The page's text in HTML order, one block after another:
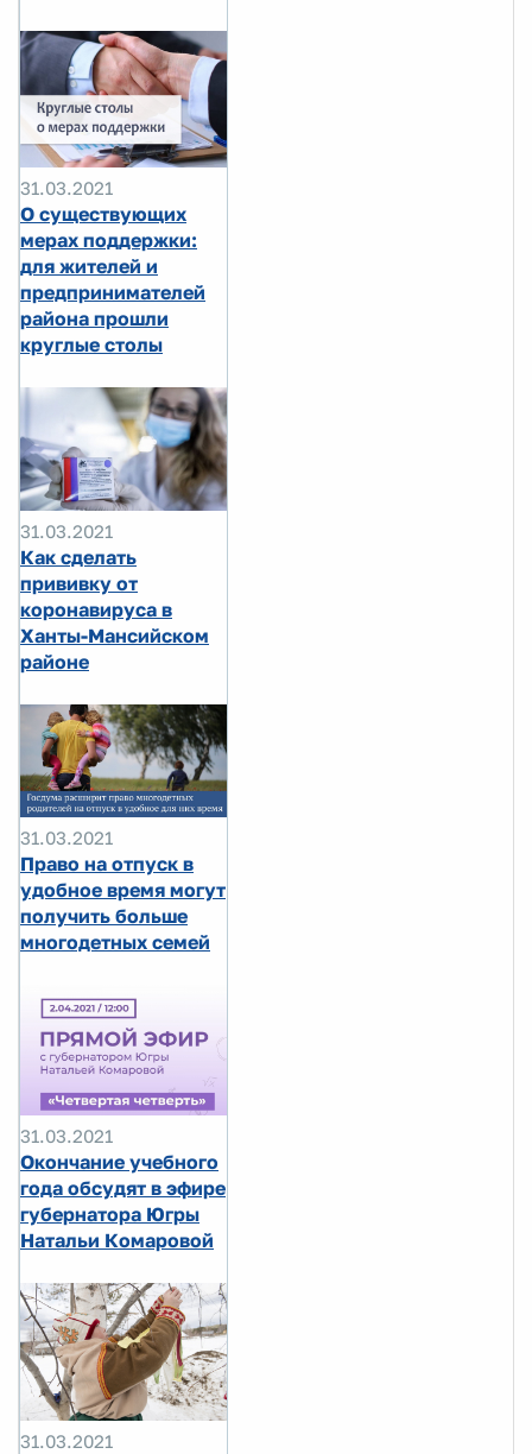
31.03.2021
О существующих
мерах поддержки:
для жителей и
предпринимателей
района прошли
круглые столы
31.03.2021
Как сделать
прививку от
коронавируса в
Ханты-Мансийском
районе
31.03.2021
Право на отпуск в
удобное время могут
получить больше
многодетных семей
31.03.2021
Окончание учебного
года обсудят в эфире
губернатора Югры
Натальи Комаровой
31.03.2021